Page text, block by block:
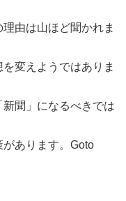
由は山ほど聞かれま
変えようではありま
聞」になるべきでは
あります。Goto